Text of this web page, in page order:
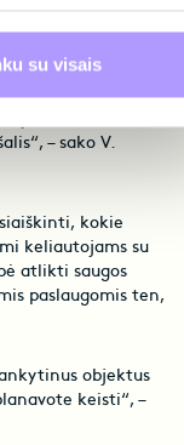
su visais
paruošiamaisiais
dėl svečioje
– sako V.
kokie
keliautojams su
atlikti saugos
paslaugomis ten,
objektus
keisti“, –